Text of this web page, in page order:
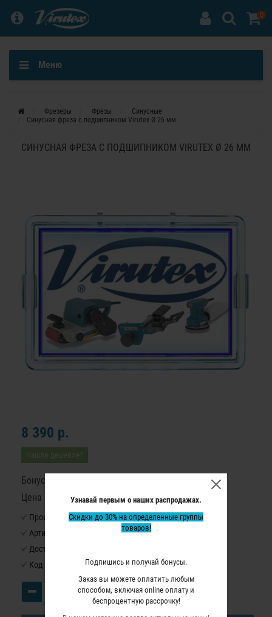
Узнавай первым о наших распродажах.
Скидки до 30% на определенные группы
товаров!
Подпишись и получай бонусы.
Заказ вы можете оплатить любым
способом, включая online оплату и
беспроцентную рассрочку!
0
Меню
Фрезеры Фрезы
Синусные
Синусная фреза с подшипником Virutex Ø 26 мм
СИНУСНАЯ ФРЕЗА С ПОДШИПНИКОМ VIRUTEX Ø 26 ММ
8 390 р.
Нашли дешевле?
Бонусные баллы: 105
Цена в бонусных баллах: 6980
Производитель: Virutex
Артикул:
Доступность:
Код товара: 1142045